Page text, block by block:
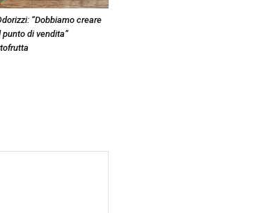
“Dobbiamo creare
di vendita”